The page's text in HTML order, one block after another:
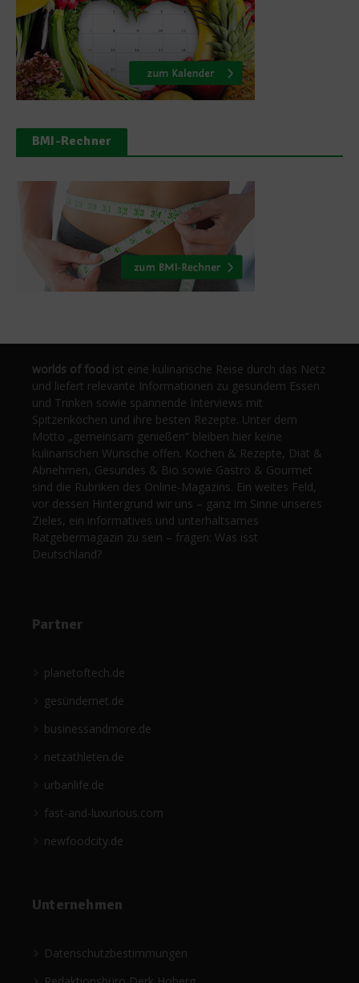
BMI-Rechner
worlds of food ist eine kulinarische Reise durch das Netz
und liefert relevante Informationen zu gesundem Essen
und Trinken sowie spannende Interviews mit
Spitzenköchen und ihre besten Rezepte. Unter dem
Motto „gemeinsam genießen“ bleiben hier keine
kulinarischen Wünsche offen. Kochen & Rezepte, Diät &
Abnehmen, Gesundes & Bio sowie Gastro & Gourmet
sind die Rubriken des Online-Magazins. Ein weites Feld,
vor dessen Hintergrund wir uns – ganz im Sinne unseres
Zieles, ein informatives und unterhaltsames
Ratgebermagazin zu sein – fragen: Was isst
Deutschland?
Partner
planetoftech.de
gesündernet.de
businessandmore.de
netzathleten.de
urbanlife.de
fast-and-luxurious.com
newfoodcity.de
Unternehmen
Datenschutzbestimmungen